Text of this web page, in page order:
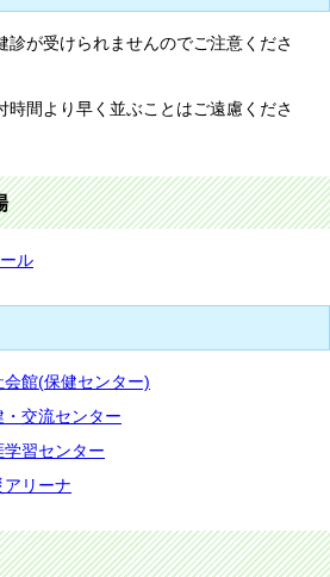
診が受けられませんのでご注意くださ
時間より早く並ぶことはご遠慮くださ
ル
館(保健センター)
交流センター
習センター
リーナ